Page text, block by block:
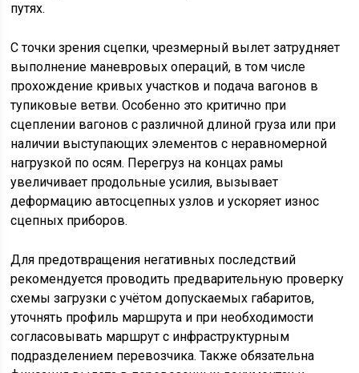
путях.
С точки зрения сцепки, чрезмерный вылет затрудняет
выполнение маневровых операций, в том числе
прохождение кривых участков и подача вагонов в
тупиковые ветви. Особенно это критично при
сцеплении вагонов с различной длиной груза или при
наличии выступающих элементов с неравномерной
нагрузкой по осям. Перегруз на концах рамы
увеличивает продольные усилия, вызывает
деформацию автосцепных узлов и ускоряет износ
сцепных приборов.
Для предотвращения негативных последствий
рекомендуется проводить предварительную проверку
схемы загрузки с учётом допускаемых габаритов,
уточнять профиль маршрута и при необходимости
согласовывать маршрут с инфраструктурным
подразделением перевозчика. Также обязательна